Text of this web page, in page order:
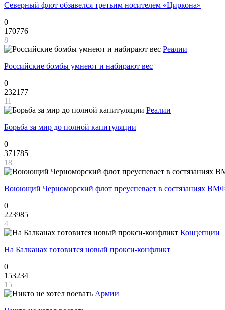
Северный флот обзавелся третьим носителем «Циркона»
0
170776
8
Реалии
Российские бомбы умнеют и набирают вес
0
232177
11
Реалии
Борьба за мир до полной капитуляции
0
371785
18
Воюющий Черноморский флот преуспевает в состязаниях
0
223985
4
Концепции
На Балканах готовится новый прокси-конфликт
0
153234
15
Армии